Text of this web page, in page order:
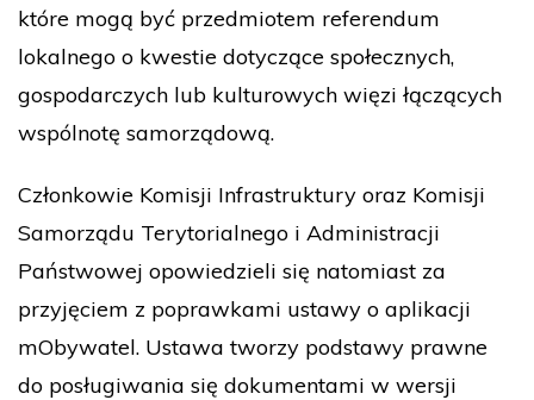
które mogą być przedmiotem referendum
lokalnego o kwestie dotyczące społecznych,
gospodarczych lub kulturowych więzi łączących
wspólnotę samorządową.
Członkowie Komisji Infrastruktury oraz Komisji
Samorządu Terytorialnego i Administracji
Państwowej opowiedzieli się natomiast za
przyjęciem z poprawkami ustawy o aplikacji
mObywatel. Ustawa tworzy podstawy prawne
do posługiwania się dokumentami w wersji